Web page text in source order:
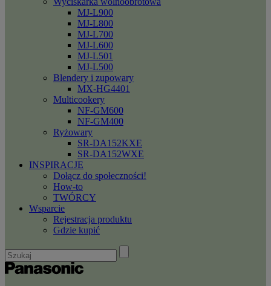
MJ-L900
MJ-L800
MJ-L700
MJ-L600
MJ-L501
MJ-L500
Blendery i zupowary
MX-HG4401
Multicookery
NF-GM600
NF-GM400
Ryżowary
SR-DA152KXE
SR-DA152WXE
INSPIRACJE
Dołącz do społeczności!
How-to
TWÓRCY
Wsparcie
Rejestracja produktu
Gdzie kupić